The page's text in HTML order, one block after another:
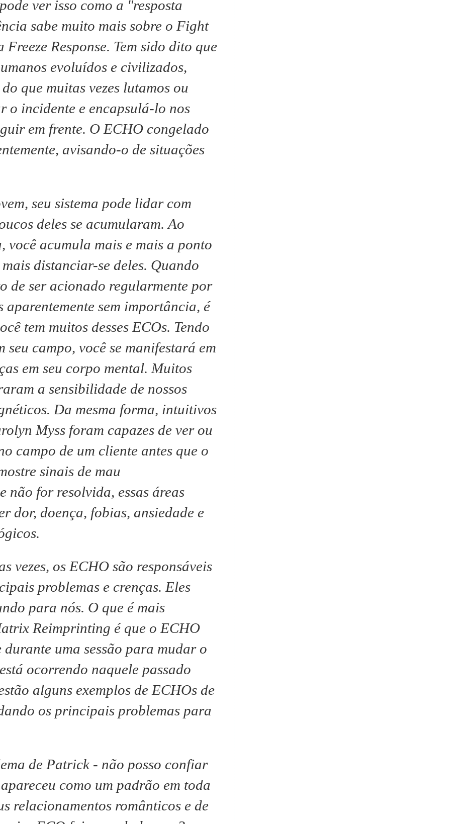
ver isso como a "resposta
sabe muito mais sobre o Fight
Response. Tem sido dito que
evoluídos e civilizados,
que muitas vezes lutamos ou
o incidente e encapsulá-lo nos
em frente. O ECHO congelado
avisando-o de situações
seu sistema pode lidar com
deles se acumularam. Ao
você acumula mais e mais a ponto
distanciar-se deles. Quando
de ser acionado regularmente por
sem importância, é
tem muitos desses ECOs. Tendo
seu campo, você se manifestará em
em seu corpo mental. Muitos
a sensibilidade de nossos
Da mesma forma, intuitivos
Myss foram capazes de ver ou
campo de um cliente antes que o
sinais de mau
não for resolvida, essas áreas
dor, doença, fobias, ansiedade e
vezes, os ECHO são responsáveis
problemas e crenças. Eles
para nós. O que é mais
Reimprinting é que o ECHO
uma sessão para mudar o
ocorrendo naquele passado
alguns exemplos de ECHOs de
os principais problemas para
de Patrick - não posso confiar
como um padrão em toda
relacionamentos românticos e de